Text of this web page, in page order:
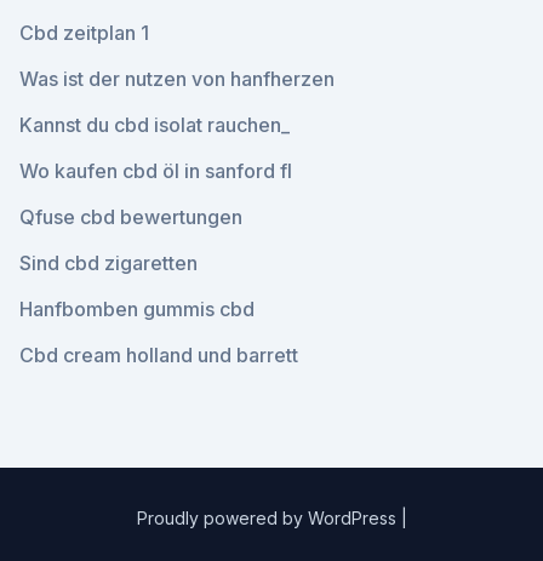
Cbd zeitplan 1
Was ist der nutzen von hanfherzen
Kannst du cbd isolat rauchen_
Wo kaufen cbd öl in sanford fl
Qfuse cbd bewertungen
Sind cbd zigaretten
Hanfbomben gummis cbd
Cbd cream holland und barrett
Proudly powered by WordPress